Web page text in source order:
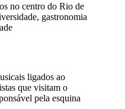
no centro do Rio de
gastronomia
ligados ao
que visitam o
pela esquina